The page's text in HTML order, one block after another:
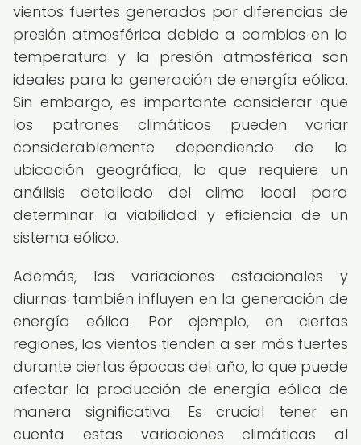
vientos fuertes generados por diferencias de
presión atmosférica debido a cambios en la
temperatura y la presión atmosférica son
ideales para la generación de energía eólica.
Sin embargo, es importante considerar que
los patrones climáticos pueden variar
considerablemente dependiendo de la
ubicación geográfica, lo que requiere un
análisis detallado del clima local para
determinar la viabilidad y eficiencia de un
sistema eólico.
Además, las variaciones estacionales y
diurnas también influyen en la generación de
energía eólica. Por ejemplo, en ciertas
regiones, los vientos tienden a ser más fuertes
durante ciertas épocas del año, lo que puede
afectar la producción de energía eólica de
manera significativa. Es crucial tener en
cuenta estas variaciones climáticas al